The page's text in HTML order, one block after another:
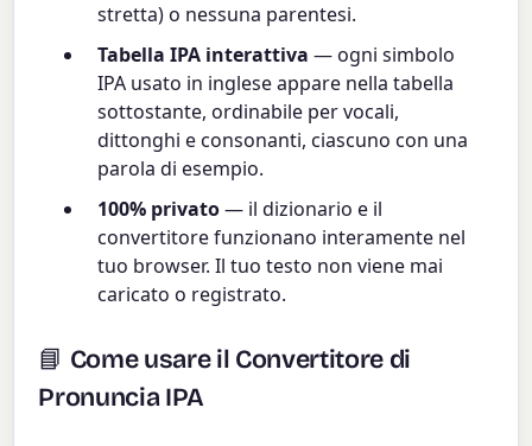
stretta) o nessuna parentesi.
Tabella IPA interattiva — ogni simbolo
IPA usato in inglese appare nella tabella
sottostante, ordinabile per vocali,
dittonghi e consonanti, ciascuno con una
parola di esempio.
100% privato— il dizionario e il
convertitore funzionano interamente nel
tuo browser. Il tuo testo non viene mai
caricato o registrato.
📘 Come usare il Convertitore di
Pronuncia IPA